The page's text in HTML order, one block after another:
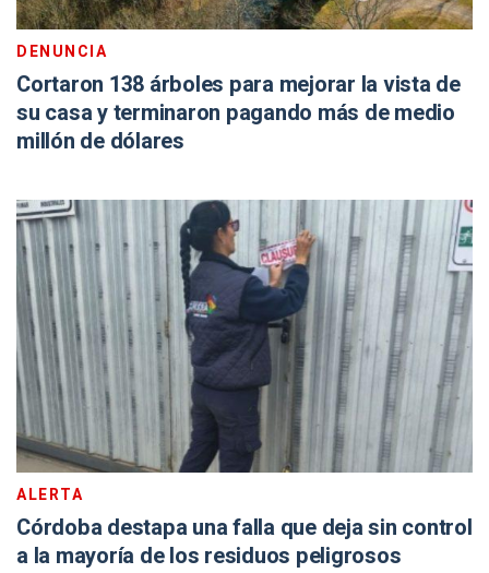
DENUNCIA
Cortaron 138 árboles para mejorar la vista de
su casa y terminaron pagando más de medio
millón de dólares
ALERTA
Córdoba destapa una falla que deja sin control
a la mayoría de los residuos peligrosos